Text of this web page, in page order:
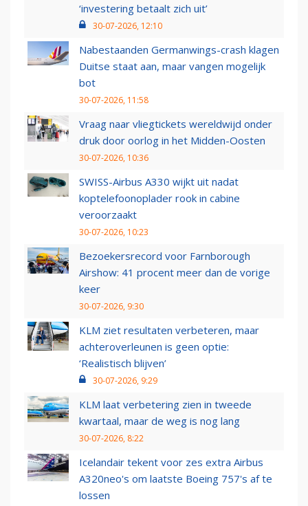
‘investering betaalt zich uit’
30-07-2026, 12:10
Nabestaanden Germanwings-crash klagen
Duitse staat aan, maar vangen mogelijk
bot
30-07-2026, 11:58
Vraag naar vliegtickets wereldwijd onder
druk door oorlog in het Midden-Oosten
30-07-2026, 10:36
SWISS-Airbus A330 wijkt uit nadat
koptelefoonoplader rook in cabine
veroorzaakt
30-07-2026, 10:23
Bezoekersrecord voor Farnborough
Airshow: 41 procent meer dan de vorige
keer
30-07-2026, 9:30
KLM ziet resultaten verbeteren, maar
achteroverleunen is geen optie:
‘Realistisch blijven’
30-07-2026, 9:29
KLM laat verbetering zien in tweede
kwartaal, maar de weg is nog lang
30-07-2026, 8:22
Icelandair tekent voor zes extra Airbus
A320neo's om laatste Boeing 757's af te
lossen